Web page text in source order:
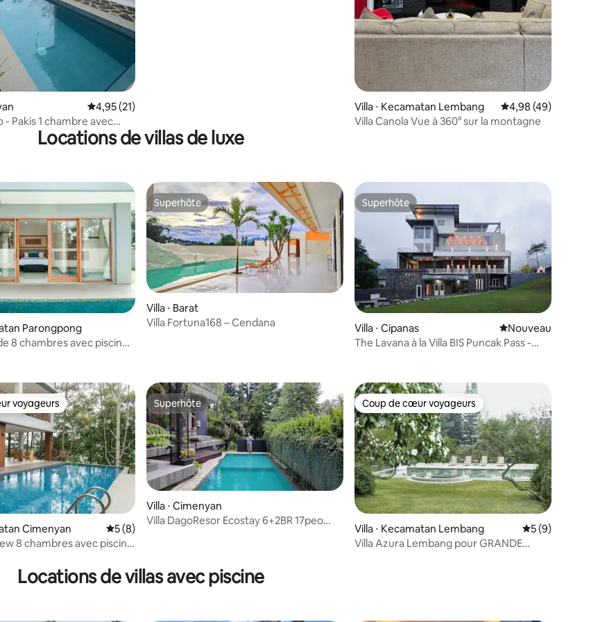
Évaluation moyenne sur la base de 21 commentaires : 4,95 sur 5
4,95 (21)
- Pakis 1 chambre avec
Villa ⋅ Kecamatan Lembang Évaluation moyenne
4,98 (49)
Villa Canola Vue à 360° sur la montagne
Locations de villas de luxe
la base de 3 commentaires : 5 sur 5
Parongpong
8 chambres avec piscine
Superhôte
Superhôte
Villa ⋅ Barat
Villa Fortuna168 – Cendana
Superhôte
Superhôte
Villa ⋅ Cipanas Nouvel hébergement
Nouveau
The Lavana à la Villa BIS Puncak Pass -
base de 3 commentaires : 4,67 sur 5
voyageurs
voyageurs
Cimenyan Évaluation moyenne sur la base de 8 commentaires : 5 sur 5
5 (8)
8 chambres avec piscine
Superhôte
Superhôte
Villa ⋅ Cimenyan
Villa DagoResor Ecostay 6+2BR 17peo
Coup de cœur voyageurs
Coup de cœur voyageurs
Villa ⋅ Kecamatan Lembang Évaluation
5 (9)
Villa Azura Lembang pour GRANDE
Locations de villas avec piscine